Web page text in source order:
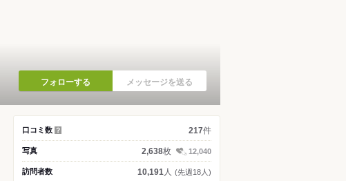
フォローする メッセージを送る
口コミ数 ？ 217件
写真 2,638枚 12,040
訪問者数 10,191 人 (先週18人)